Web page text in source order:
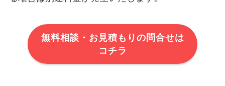
無料相談・お見積もりの問合せは
コチラ